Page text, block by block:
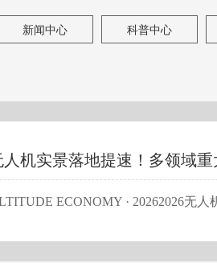
新闻中心 科普中心